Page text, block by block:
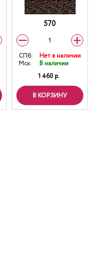
570
СПб:
Нет в наличии
Мск:
В наличии
1 460 р.
В КОРЗИНУ